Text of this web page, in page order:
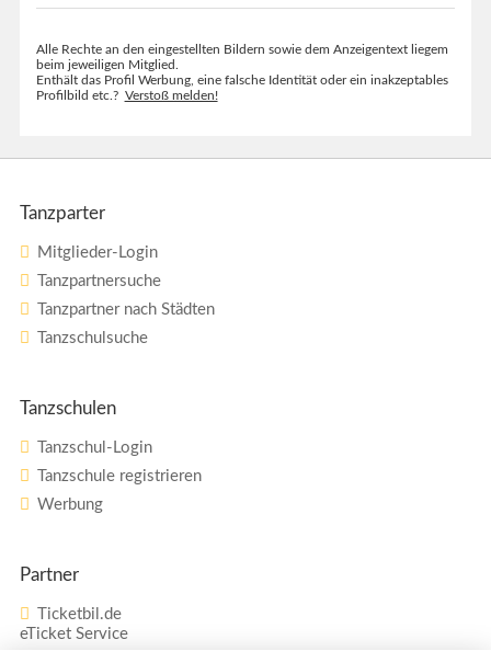
Alle Rechte an den eingestellten Bildern sowie dem Anzeigentext liegem
beim jeweiligen Mitglied.
Enthält das Profil Werbung, eine falsche Identität oder ein inakzeptables
Profilbild etc.? Verstoß melden!
Tanzparter
Mitglieder-Login
Tanzpartnersuche
Tanzpartner nach Städten
Tanzschulsuche
Tanzschulen
Tanzschul-Login
Tanzschule registrieren
Werbung
Partner
Ticketbil.de
eTicket Service